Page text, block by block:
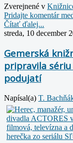
Zverejnené v
Pridajte komentár
Čítať ďalej...
streda, 10 december
Gemerská
pripravila
podujatí
Napísal(a) T.